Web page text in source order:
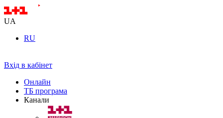
UA
RU
Вхід в кабінет
Онлайн
ТБ програма
Канали